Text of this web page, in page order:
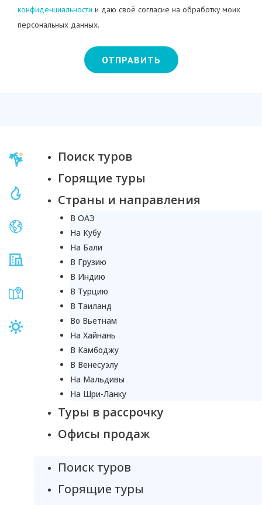
конфиденциальности и даю своё согласие на обработку моих
персональных данных.
ОТПРАВИТЬ
Поиск туров
Горящие туры
Страны и направления
В ОАЭ
На Кубу
На Бали
В Грузию
В Индию
В Турцию
В Таиланд
Во Вьетнам
На Хайнань
В Камбоджу
В Венесуэлу
На Мальдивы
На Шри-Ланку
Туры в рассрочку
Офисы продаж
Поиск туров
Горящие туры